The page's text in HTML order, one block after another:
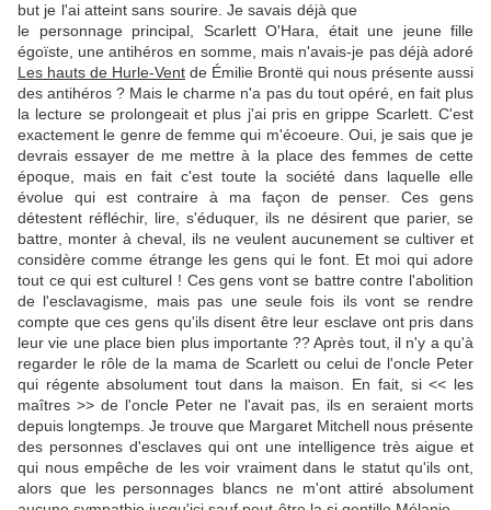
but je l'ai atteint sans sourire. Je savais déjà que
le personnage principal, Scarlett O'Hara, était une jeune fille
égoïste, une antihéros en somme, mais n'avais-je pas déjà adoré
Les hauts de Hurle-Vent de Émilie Brontë qui nous présente aussi
des antihéros ? Mais le charme n'a pas du tout opéré, en fait plus
la lecture se prolongeait et plus j'ai pris en grippe Scarlett. C'est
exactement le genre de femme qui m'écoeure. Oui, je sais que je
devrais essayer de me mettre à la place des femmes de cette
époque, mais en fait c'est toute la société dans laquelle elle
évolue qui est contraire à ma façon de penser. Ces gens
détestent réfléchir, lire, s'éduquer, ils ne désirent que parier, se
battre, monter à cheval, ils ne veulent aucunement se cultiver et
considère comme étrange les gens qui le font. Et moi qui adore
tout ce qui est culturel ! Ces gens vont se battre contre l'abolition
de l'esclavagisme, mais pas une seule fois ils vont se rendre
compte que ces gens qu'ils disent être leur esclave ont pris dans
leur vie une place bien plus importante ?? Après tout, il n'y a qu'à
regarder le rôle de la mama de Scarlett ou celui de l'oncle Peter
qui régente absolument tout dans la maison. En fait, si << les
maîtres >> de l'oncle Peter ne l'avait pas, ils en seraient morts
depuis longtemps. Je trouve que Margaret Mitchell nous présente
des personnes d'esclaves qui ont une intelligence très aigue et
qui nous empêche de les voir vraiment dans le statut qu'ils ont,
alors que les personnages blancs ne m'ont attiré absolument